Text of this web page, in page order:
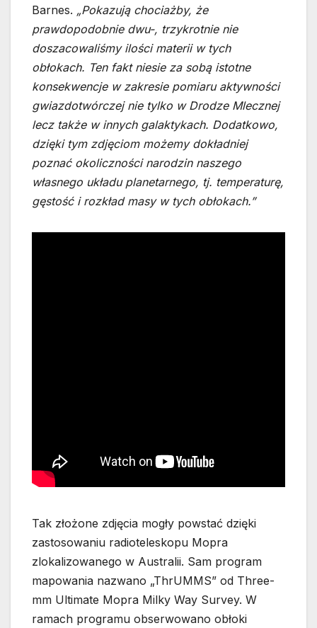
Barnes. „Pokazują chociażby, że
prawdopodobnie dwu-, trzykrotnie nie
doszacowaliśmy ilości materii w tych
obłokach. Ten fakt niesie za sobą istotne
konsekwencje w zakresie pomiaru aktywności
gwiazdotwórczej nie tylko w Drodze Mlecznej
lecz także w innych galaktykach. Dodatkowo,
dzięki tym zdjęciom możemy dokładniej
poznać okoliczności narodzin naszego
własnego układu planetarnego, tj. temperaturę,
gęstość i rozkład masy w tych obłokach.”
Tak złożone zdjęcia mogły powstać dzięki
zastosowaniu radioteleskopu Mopra
zlokalizowanego w Australii. Sam program
mapowania nazwano „ThrUMMS” od Three-
mm Ultimate Mopra Milky Way Survey. W
ramach programu obserwowano obłoki